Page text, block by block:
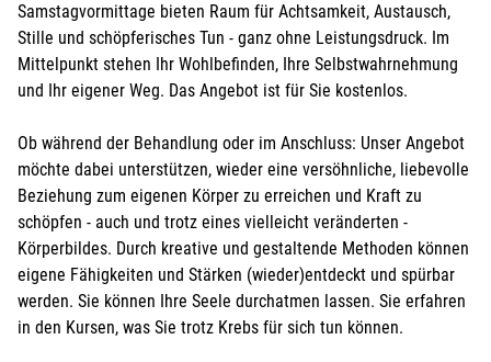
Samstagvormittage bieten Raum für Achtsamkeit, Austausch,
Stille und schöpferisches Tun - ganz ohne Leistungsdruck. Im
Mittelpunkt stehen Ihr Wohlbefinden, Ihre Selbstwahrnehmung
und Ihr eigener Weg. Das Angebot ist für Sie kostenlos.
Ob während der Behandlung oder im Anschluss: Unser Angebot
möchte dabei unterstützen, wieder eine versöhnliche, liebevolle
Beziehung zum eigenen Körper zu erreichen und Kraft zu
schöpfen - auch und trotz eines vielleicht veränderten -
Körperbildes. Durch kreative und gestaltende Methoden können
eigene Fähigkeiten und Stärken (wieder)entdeckt und spürbar
werden. Sie können Ihre Seele durchatmen lassen. Sie erfahren
in den Kursen, was Sie trotz Krebs für sich tun können.